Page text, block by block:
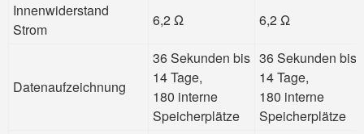
Innenwiderstand
Strom
6,2 Ω 6,2 Ω
Datenaufzeichnung
36 Sekunden bis
14 Tage,
180 interne
Speicherplätze
36 Sekunden bis
14 Tage,
180 interne
Speicherplätze